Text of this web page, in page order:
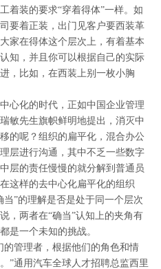
着装的要求“穿着得体”一样。如
要着正装，出门见客户要西装革
家在得体这个层次上，有着基本
知，并且你可以根据自己的实际
，比如，在西装上别一枚小胸
心化的时代，正如中国企业管理
敏先生旗帜鲜明地提出，消灭中
的呢？组织的扁平化，混合办公
层进行沟通，其中不乏一些数字
层的责任慢慢的就分解到普通员
这样的去中心化扁平化的组织
”的理解是否是处于同一个层次
，两者在“确当”认知上的夹角有
是一个未知的挑战。
的管理者，根据他们的角色和情
”通用汽车全球人才招聘总监西里